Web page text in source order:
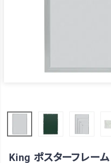
King ポスターフレー